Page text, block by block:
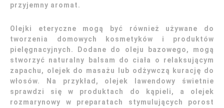
przyjemny aromat.
Olejki eteryczne mogą być również używane do
tworzenia domowych kosmetyków i produktów
pielęgnacyjnych. Dodane do oleju bazowego, mogą
stworzyć naturalny balsam do ciała o relaksującym
zapachu, olejek do masażu lub odżywczą kurację do
włosów. Na przykład, olejek lawendowy świetnie
sprawdzi się w produktach do kąpieli, a olejek
rozmarynowy w preparatach stymulujących porost